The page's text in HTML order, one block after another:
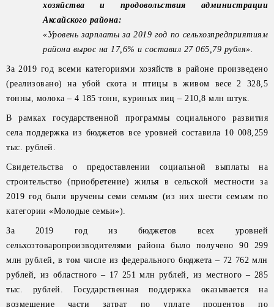
хозяйства и продовольствия администрации
Аксайского района:
«Уровень зарплаты за 2019 год по сельхозпредприятиям
района вырос на 17,6% и составил 27 065,79 рубля».
За 2019 год всеми категориями хозяйств в районе произведено
(реализовано) на убой скота и птицы в живом весе 2 328,5
тонны, молока – 4 185 тонн, куриных яиц – 210,8 млн штук.
В рамках государственной программы социального развития
села поддержка из бюджетов все уровней составила 10 008,259
тыс. рублей.
Свидетельства о предоставлении социальной выплаты на
строительство (приобретение) жилья в сельской местности за
2019 год были вручены семи семьям (из них шести семьям по
категории «Молодые семьи»).
За 2019 год из бюджетов всех уровней
сельхозтоваропроизводителями района было получено 90 299
млн рублей, в том числе из федерального бюджета – 72 762 млн
рублей, из областного – 17 251 млн рублей, из местного – 285
тыс. рублей. Государственная поддержка оказывается на
возмещение части затрат по уплате процентов по